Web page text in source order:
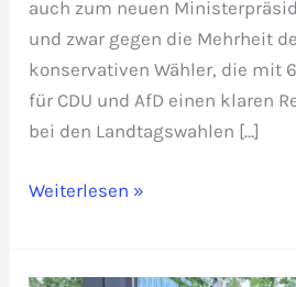
auch zum neuen
und zwar gegen die Mehrheit
konservativen Wähler, die mit
für CDU und AfD einen klaren
bei den Landtagswahlen […]
Minderheits-
um
Weiterlesen »